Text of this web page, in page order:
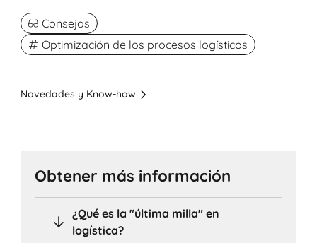
Consejos
Optimización de los procesos logísticos
Novedades y Know-how
Obtener más información
¿Qué es la "última milla" en
logística?